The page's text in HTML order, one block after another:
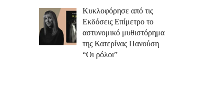
Κυκλοφόρησε από τις
Εκδόσεις Επίμετρο το
αστυνομικό μυθιστόρημα
της Κατερίνας Πανούση
“Οι ρόλοι”